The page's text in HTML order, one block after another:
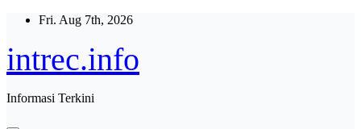
Skip
content
Fri. Aug 7th, 2026
intrec.info
Informasi Terkini